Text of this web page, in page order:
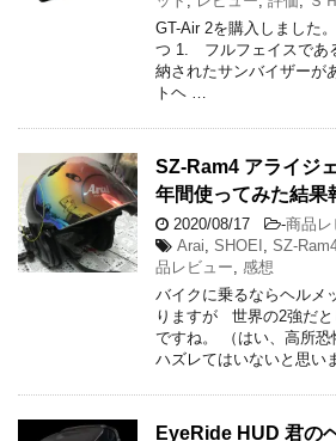
GT-Air 2を購入しました
つ 1. フルフェイスであ
納されたサンバイザー
トヘ …
SZ-Ram4 アライジ
年間使ってみた結果
2020/08/17 -商品レ
Arai SHOEI SZ-
品レビュー
感想
バイクに乗るならヘルメ
りますが 世界の2強だ
ですね。 （はい、高所
ハズレてはいないと思い
EyeRide HUD 君の